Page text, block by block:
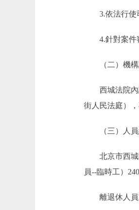
3.依法行使司
4.針對案件審
（二）機構
西城法院內設
街人民法庭）
（三）人員
北京市西城區
員--臨時工）240
離退休人員